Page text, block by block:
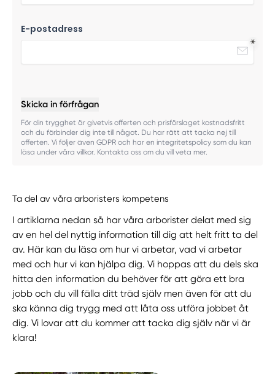
E-postadress
Skicka in förfrågan
För din trygghet är givetvis offerten och prisförslaget kostnadsfritt
och du förbinder dig inte till något. Du har rätt att tacka nej till
offerten. Vi följer även GDPR och har en integritetspolicy som du kan
läsa under våra villkor. Kontakta oss om du vill veta mer.
Ta del av våra arboristers kompetens
I artiklarna nedan så har våra arborister delat med sig
av en hel del nyttig information till dig att helt fritt ta del
av. Här kan du läsa om hur vi arbetar, vad vi arbetar
med och hur vi kan hjälpa dig. Vi hoppas att du dels ska
hitta den information du behöver för att göra ett bra
jobb och du vill fälla ditt träd själv men även för att du
ska känna dig trygg med att låta oss utföra jobbet åt
dig. Vi lovar att du kommer att tacka dig själv när vi är
klara!